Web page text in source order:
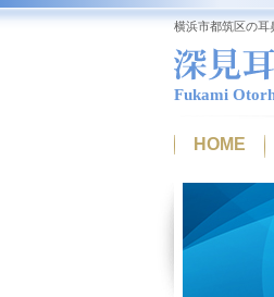
横浜市都筑区の耳
Fukami
HOME